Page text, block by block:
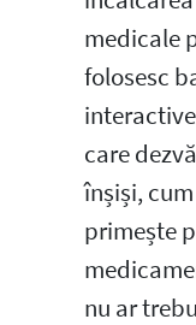
medicale
folosesc
care
înșiși,
primește
nu ar